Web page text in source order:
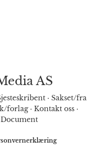
AS
· Sakset/fra
forlag· Kontakt oss·